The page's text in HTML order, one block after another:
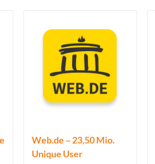
Web.de – 23,50 Mio.
Unique User